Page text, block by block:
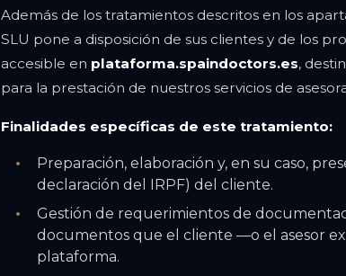
Además de los tratamientos descritos en los
SLU pone a disposición de sus clientes y de los
accesible en plataforma.spaindoctors.es,
para la prestación de nuestros servicios de
Finalidades específicas de este tratamiento:
Preparación, elaboración y, en su caso,
declaración del IRPF) del cliente.
Gestión de requerimientos de
documentos que el cliente —o el asesor
plataforma.